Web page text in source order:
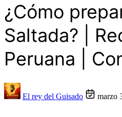
¿Cómo
Saltada? |
Peruana |
El rey del Guisado marzo